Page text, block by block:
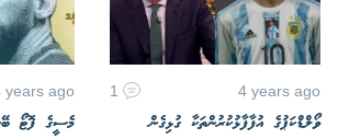
4 years ago
1
ވޯލްޑްކަޕުގެ އުފާފާޅުކުރުންތަކާ ގުޅިގެން
years ago
މެސީގެ ފޮޓޯ